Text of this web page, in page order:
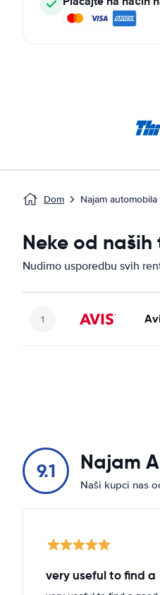
Dom Najam automobila
Neke od
Nudimo usporedbu svih
9.1 Najam
Naši kupci nas
very useful to find a